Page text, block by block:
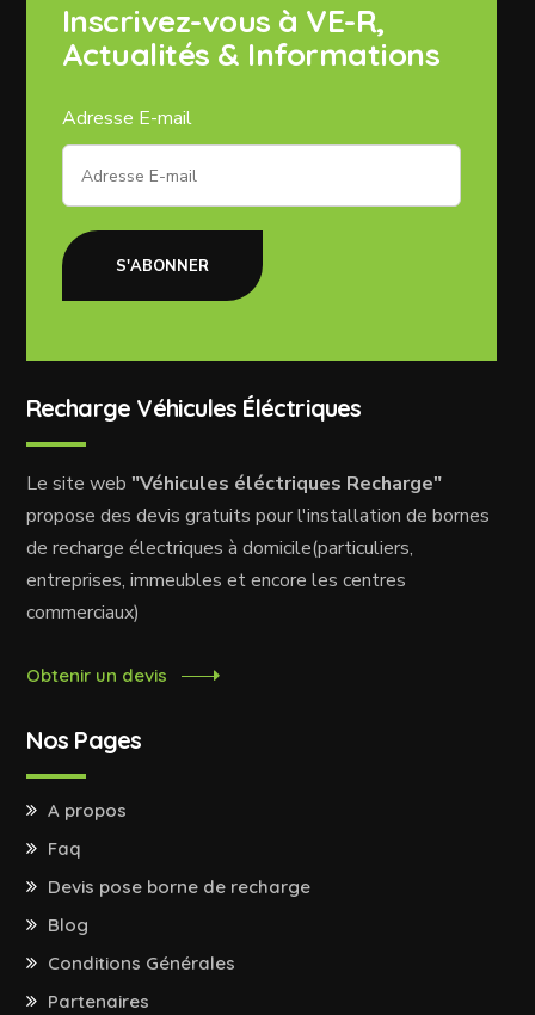
Inscrivez-vous à VE-R,
Actualités & Informations
Adresse E-mail
S'ABONNER
Recharge Véhicules Éléctriques
Le site web "Véhicules éléctriques Recharge"
propose des devis gratuits pour l'installation de bornes
de recharge électriques à domicile(particuliers,
entreprises, immeubles et encore les centres
commerciaux)
Obtenir un devis
Nos Pages
A propos
Faq
Devis pose borne de recharge
Blog
Conditions Générales
Partenaires